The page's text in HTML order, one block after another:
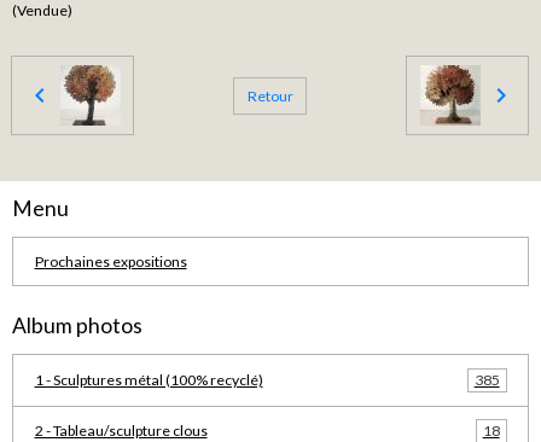
(Vendue)
Retour
Menu
Prochaines expositions
Album photos
1 - Sculptures métal (100% recyclé) 385
2 - Tableau/sculpture clous 18